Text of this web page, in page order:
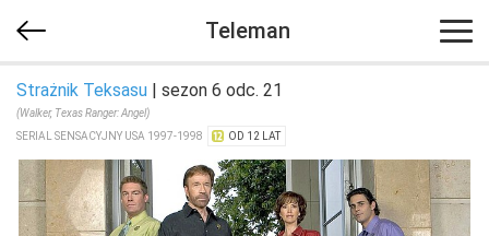
Teleman
Strażnik Teksasu | sezon 6 odc. 21
(Walker, Texas Ranger: Angel)
SERIAL SENSACYJNY USA 1997-1998
OD 12 LAT